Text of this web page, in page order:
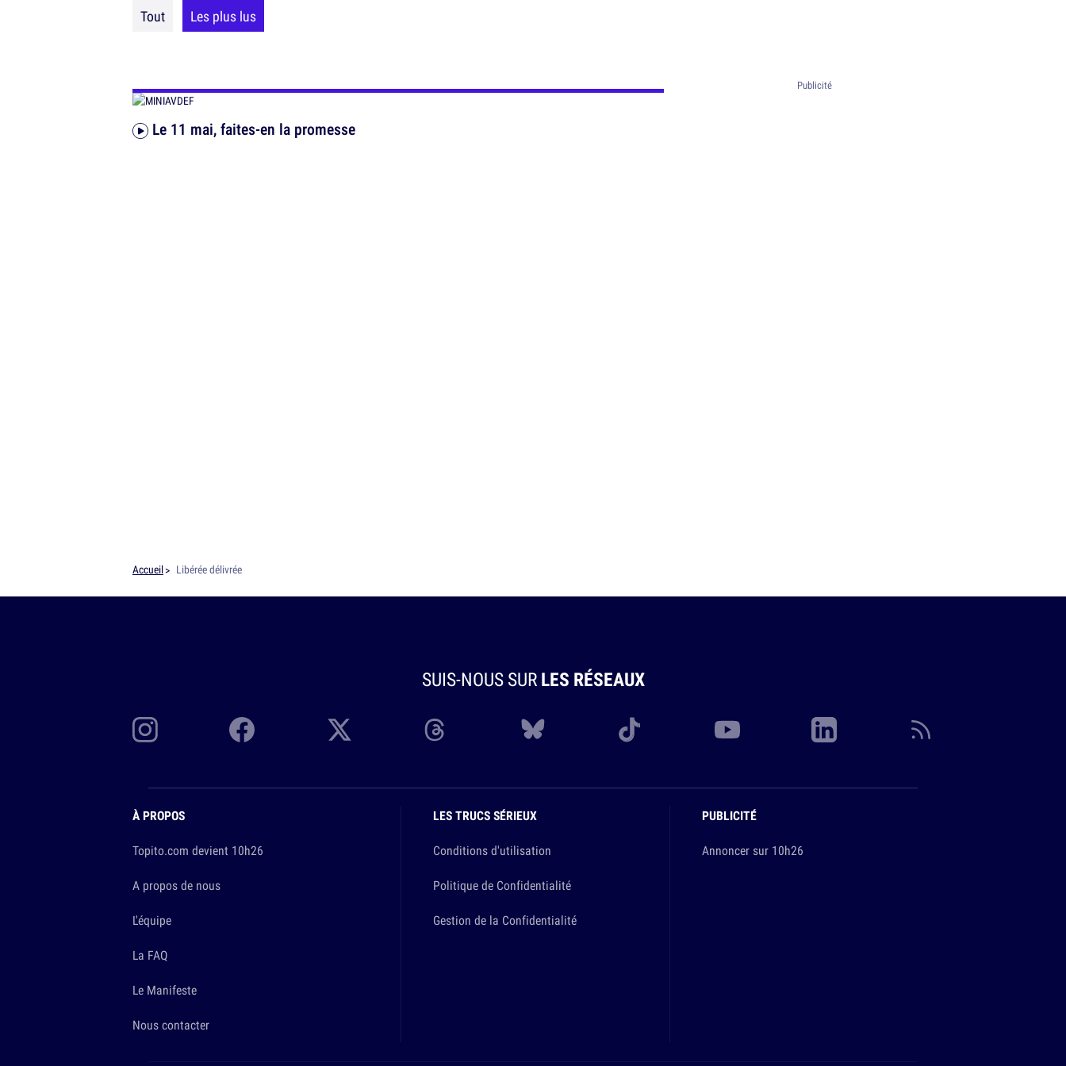
Tout Les plus lus
Le 11 mai, faites-en la promesse
Accueil Libérée délivrée
SUIS-NOUS SURLES RÉSEAUX
À PROPOS
Topito.com devient 10h26
A propos de nous
L'équipe
La FAQ
Le Manifeste
Nous contacter
LES TRUCS SÉRIEUX
Conditions d'utilisation
Politique de Confidentialité
Gestion de la Confidentialité
PUBLICITÉ
Annoncer sur 10h26